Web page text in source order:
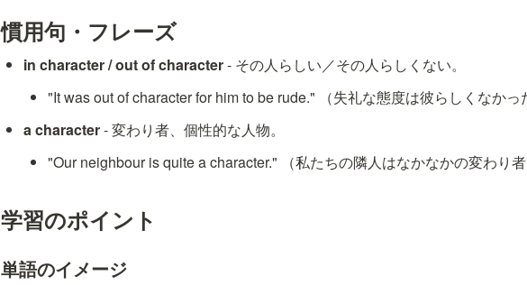
慣用句・フレーズ
in character / out of character - その人らしい／その人らしくない。
"It was out of character for him to be rude." （失礼な態度は彼らしくなかっ
a character - 変わり者、個性的な人物。
"Our neighbour is quite a character." （私たちの隣人はなかなかの変わり者
学習のポイント
単語のイメージ